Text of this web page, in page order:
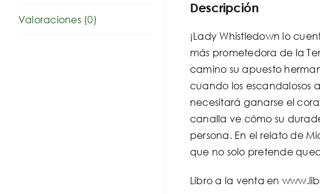
Valoraciones (0)
Descripción
¡Lady Whistledown lo
más prometedora de la
camino su apuesto
cuando los escandalosos
necesitará ganarse el
canalla ve cómo su
persona. En el relato de
que no solo pretende
Libro a la venta en